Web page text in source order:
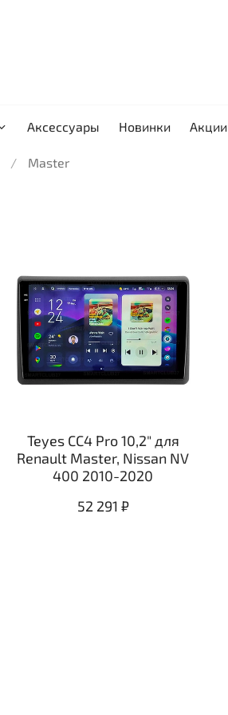
Аксессуары Новинки Акции
Master
Teyes CC4 Pro 10,2" для
Renault Master, Nissan NV
400 2010-2020
52 291 ₽